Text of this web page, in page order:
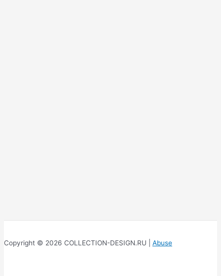
Copyright © 2026 COLLECTION-DESIGN.RU | Abuse